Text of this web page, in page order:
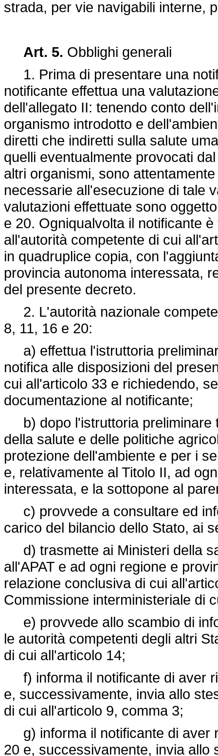
strada, per vie navigabili interne,
Art. 5. Obblighi generali
1. Prima di presentare una
notificante effettua una
dell'allegato II: tenendo conto
organismo introdotto e
diretti che indiretti sulla salute
quelli eventualmente provocati
altri organismi, sono
necessarie all'esecuzione di tale
valutazioni effettuate sono
e 20. Ogniqualvolta il notificante
all'autorità competente di cui
in quadruplice copia, con
provincia autonoma interessata,
del presente decreto.
2. L'autorità nazionale
8, 11, 16 e 20:
a) effettua l'istruttoria
notifica alle disposizioni del
cui all'articolo 33 e richiedendo,
documentazione al notificante;
b) dopo l'istruttoria preliminare
della salute e delle politiche
protezione dell'ambiente e per i
e, relativamente al Titolo II, ad
interessata, e la sottopone al
c) provvede a consultare ed
carico del bilancio dello Stato, ai
d) trasmette ai Ministeri della
all'APAT e ad ogni regione e
relazione conclusiva di cui
Commissione interministeriale di
e) provvede allo scambio di
le autorità competenti degli altri
di cui all'articolo 14;
f) informa il notificante di aver
e, successivamente, invia allo
di cui all'articolo 9, comma 3;
g) informa il notificante di aver
20 e, successivamente, invia allo